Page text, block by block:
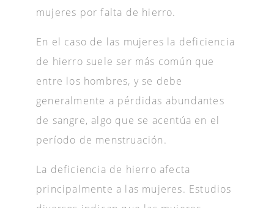
mujeres por falta de hierro.
En el caso de las mujeres la deficiencia
de hierro suele ser más común que
entre los hombres, y se debe
generalmente a pérdidas abundantes
de sangre, algo que se acentúa en el
período de menstruación.
La deficiencia de hierro afecta
principalmente a las mujeres. Estudios